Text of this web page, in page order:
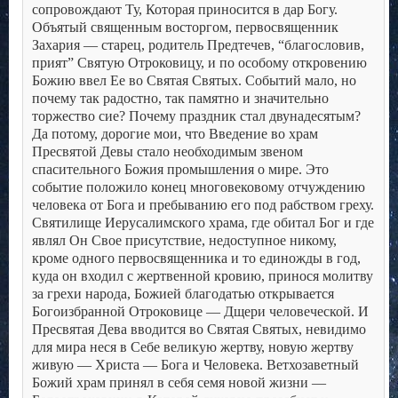
сопровождают Ту, Которая приносится в дар Богу.
Объятый священным восторгом, первосвященник
Захария — старец, родитель Предтечев, “благословив,
прият” Святую Отроковицу, и по особому откровению
Божию ввел Ее во Святая Святых. Событий мало, но
почему так радостно, так памятно и значительно
торжество сие? Почему праздник стал двунадесятым?
Да потому, дорогие мои, что Введение во храм
Пресвятой Девы стало необходимым звеном
спасительного Божия промышления о мире. Это
событие положило конец многовековому отчуждению
человека от Бога и пребыванию его под рабством греху.
Святилище Иерусалимского храма, где обитал Бог и где
являл Он Свое присутствие, недоступное никому,
кроме одного первосвященника и то единожды в год,
куда он входил с жертвенной кровию, принося молитву
за грехи народа, Божией благодатью открывается
Богоизбранной Отроковице — Дщери человеческой. И
Пресвятая Дева вводится во Святая Святых, невидимо
для мира неся в Себе великую жертву, новую жертву
живую — Христа — Бога и Человека. Ветхозаветный
Божий храм принял в себя семя новой жизни —